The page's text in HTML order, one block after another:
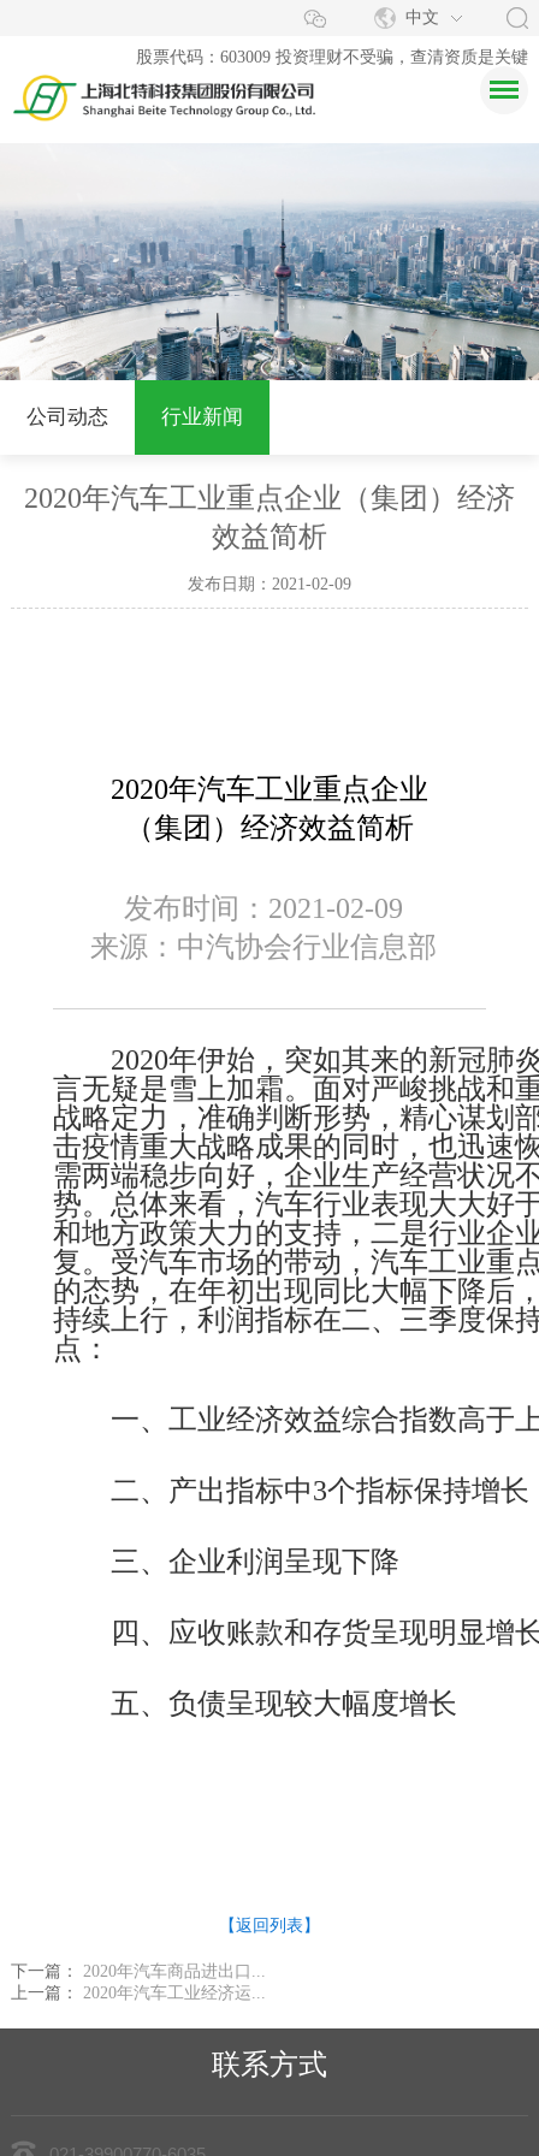
股票代码：603009 投资理财不受骗，查清资质是关键
中文
公司动态 行业新闻
2020年汽车工业重点企业（集团）经济
效益简析
发布日期：2021-02-09
2020年汽车工业重点企业
（集团）经济效益简析
发布时间： 2021-02-09
来源： 中汽协会行业信息部
2020年伊始，突如其来的新冠肺
言无疑是雪上加霜。面对严峻挑战和
战略定力，准确判断形势，精心谋划
击疫情重大战略成果的同时，也迅速
需两端稳步向好，企业生产经营状况
势。总体来看，汽车行业表现大大好
和地方政策大力的支持，二是行业企
复。受汽车市场的带动，汽车工业重
的态势，在年初出现同比大幅下降后
持续上行，利润指标在二、三季度保
点：
一、工业经济效益综合指数高于
二、产出指标中3个指标保持增长
三、企业利润呈现下降
四、应收账款和存货呈现明显增
五、负债呈现较大幅度增长
【返回列表】
下一篇： 2020年汽车商品进出口...
上一篇： 2020年汽车工业经济运...
联系方式